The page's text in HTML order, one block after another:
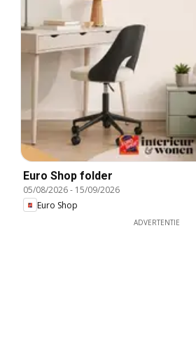
Euro Shop folder
05/08/2026- 15/09/2026
Euro Shop
ADVERTENTIE